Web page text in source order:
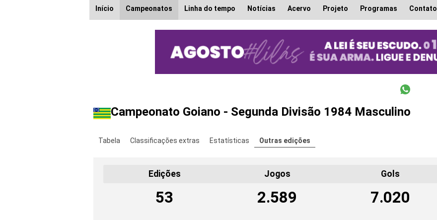
Início Campeonatos Linha do tempo Notícias Acervo Projeto Programas Contato
Campeonato Goiano - Segunda Divisão 1984 Masculino
Tabela Classificações extras Estatísticas Outras edições
Edições Jogos Gols
53 2.589 7.020